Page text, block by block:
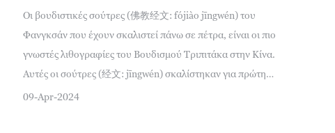
Οι βουδιστικές σούτρες (佛教经文: fójiào jīngwén) του
Φανγκσάν που έχουν σκαλιστεί πάνω σε πέτρα, είναι οι πιο
γνωστές λιθογραφίες του Βουδισμού Τριπιτάκα στην Κίνα.
Αυτές οι σούτρες (经文: jīngwén) σκαλίστηκαν για πρώτη
φορά το 605 μ.Χ. από τον επιφανή μοναχό Τζινγκ Γουάν
09-Apr-2024